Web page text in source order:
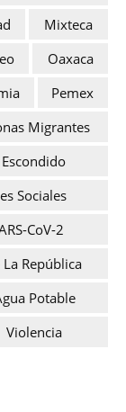
Mixteca
Oaxaca
Pemex
Migrantes
Sociales
CoV-2
República
Potable
Violencia